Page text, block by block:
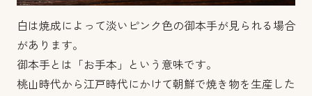
白は焼成によって淡いピンク色の御本手が見られる場合
があります。
御本手とは「お手本」という意味です。
桃山時代から江戸時代にかけて朝鮮で焼き物を生産した